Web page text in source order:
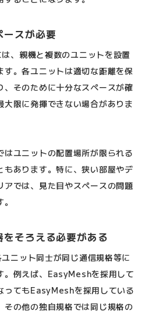
スが必要
、親機と複数のユニットを設置
す。各ユニットは適切な距離を保
、そのために十分なスペースが確
限に発揮できない場合がありま
はユニットの配置場所が限られる
もあります。特に、狭い部屋やデ
アでは、見た目やスペースの問題
そろえる必要がある
ニット同士が同じ通信規格等に
。例えば、EasyMeshを採用して
ってもEasyMeshを採用している
その他の独自規格では同じ規格の